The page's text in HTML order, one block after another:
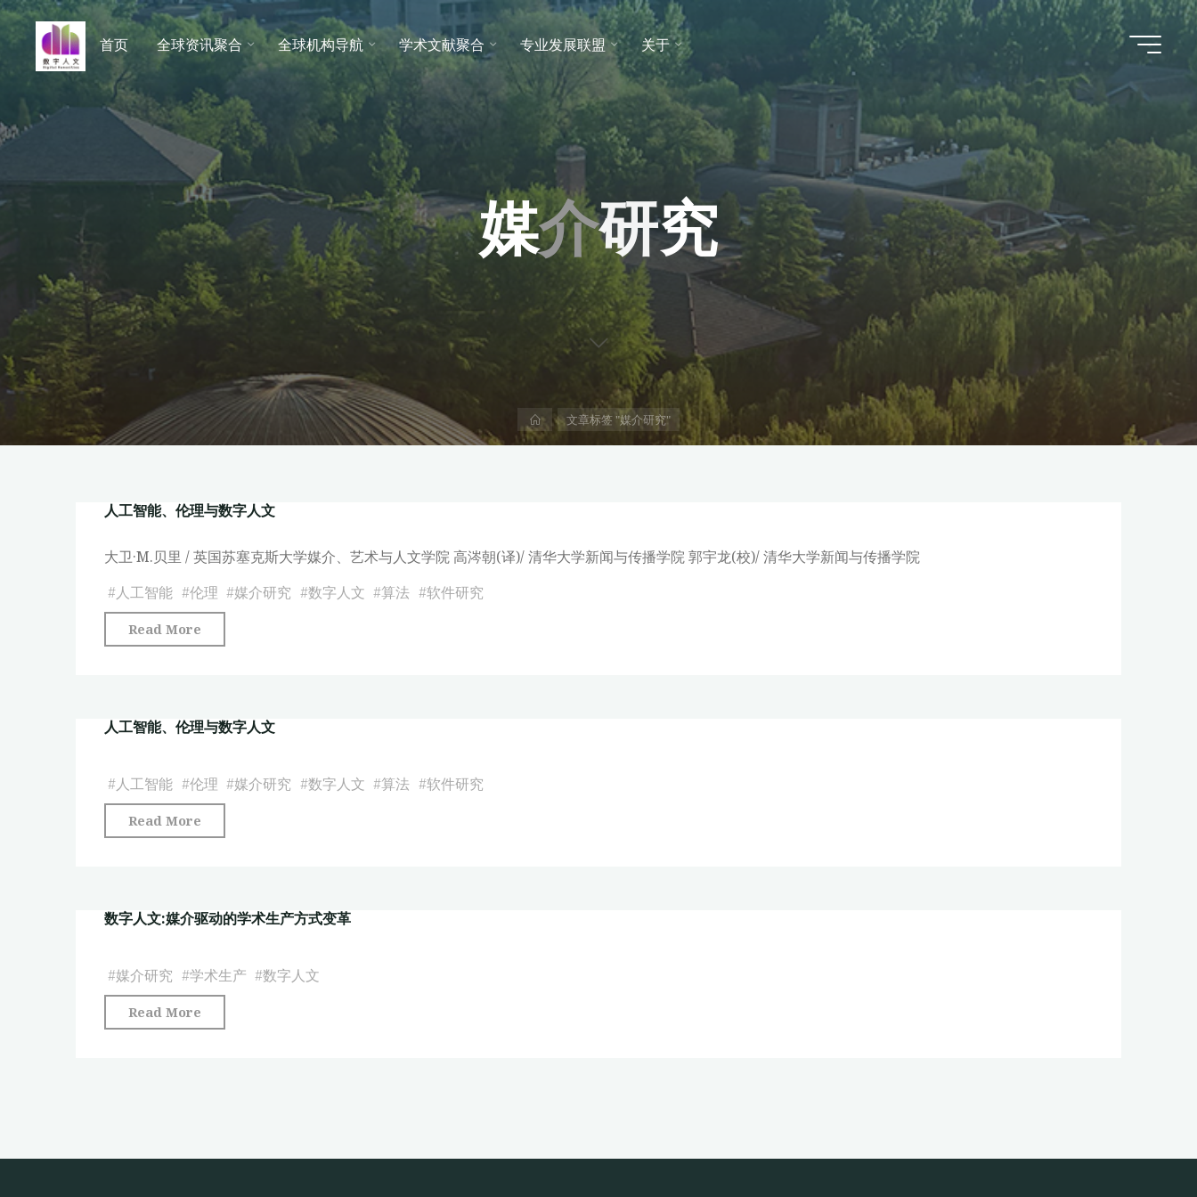
跳
数字人
文 |
DHCN
首页 全球资讯聚合 全球机构导航 学术文献聚合 专业发展联盟 关于
媒介研究
首
页
文章标签 "媒介研究"
人工智能、伦理与数字人文
大卫·M.贝里 / 英国苏塞克斯大学媒介、艺术与人文学院 高涔朝(译)/ 清华大学新闻与传播学院 郭宇龙(校)/ 清华大学新闻与传播学院
#人工智能 #伦理 #媒介研究 #数字人文 #算法 #软件研究
Read More
工
伦
与
数
人工智能、伦理与数字人文
#人工智能 #伦理 #媒介研究 #数字人文 #算法 #软件研究
Read More
工
伦
与
数
数字人文:媒介驱动的学术生产方式变革
#媒介研究 #学术生产 #数字人文
Read More
字
驱